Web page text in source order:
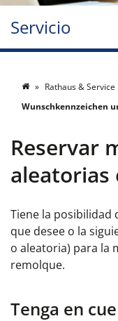
Servicio
Rathaus & Service
Wunschkennzeichen
Reservar
aleatorias
Tiene la posibilidad
que desee o la
o aleatoria) para la
remolque.
Tenga en